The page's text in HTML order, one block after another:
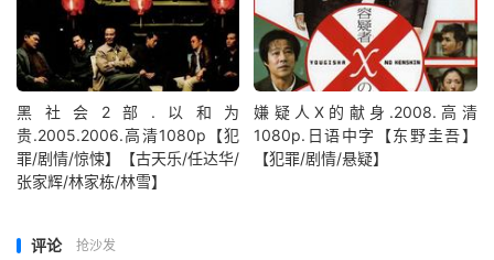
黑社会2部.以和为
贵.2005.2006.高清1080p【犯
罪/剧情/惊悚】【古天乐/任达华/
张家辉/林家栋/林雪】
嫌疑人X的献身.2008.高清
1080p.日语中字【东野圭吾】
【犯罪/剧情/悬疑】
评论 抢沙发